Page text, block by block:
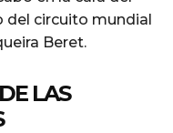
del circuito mundial
Beret.
LAS